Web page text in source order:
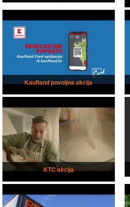
Kaufland povoljna akcija
KTC akcija